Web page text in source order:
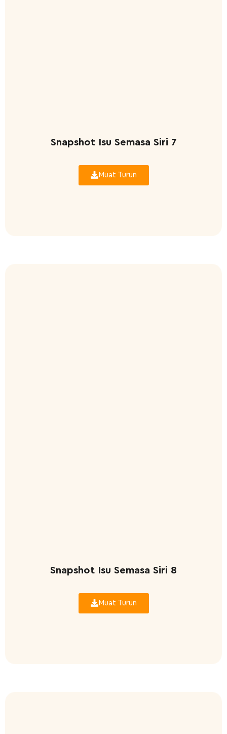
Snapshot Isu Semasa Siri 7
Muat Turun
Snapshot Isu Semasa Siri 8
Muat Turun